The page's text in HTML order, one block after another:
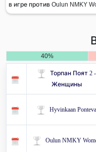
в игре против Oulun NMKY
40%
Торпан Поят 2 -
Женщины
Hyvinkaan Ponteva
Oulun NMKY